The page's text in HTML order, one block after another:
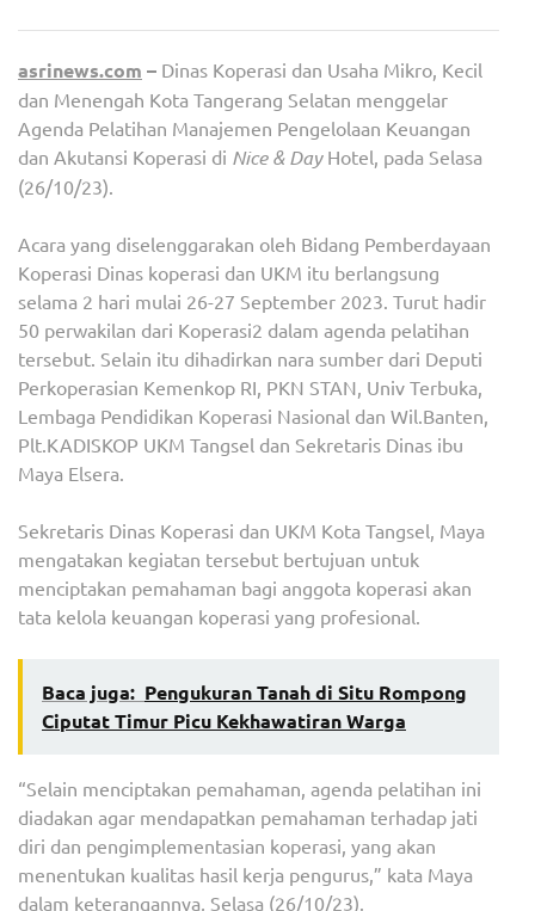
asrinews.com – Dinas Koperasi dan Usaha Mikro, Kecil
dan Menengah Kota Tangerang Selatan menggelar
Agenda Pelatihan Manajemen Pengelolaan Keuangan
dan Akutansi Koperasi di Nice & DayHotel, pada Selasa
(26/10/23).
Acara yang diselenggarakan oleh Bidang Pemberdayaan
Koperasi Dinas koperasi dan UKM itu berlangsung
selama 2 hari mulai 26-27 September 2023. Turut hadir
50 perwakilan dari Koperasi2 dalam agenda pelatihan
tersebut. Selain itu dihadirkan nara sumber dari Deputi
Perkoperasian Kemenkop RI, PKN STAN, Univ Terbuka,
Lembaga Pendidikan Koperasi Nasional dan Wil.Banten,
Plt.KADISKOP UKM Tangsel dan Sekretaris Dinas ibu
Maya Elsera.
Sekretaris Dinas Koperasi dan UKM Kota Tangsel, Maya
mengatakan kegiatan tersebut bertujuan untuk
menciptakan pemahaman bagi anggota koperasi akan
tata kelola keuangan koperasi yang profesional.
Baca juga: Pengukuran Tanah di Situ Rompong
Ciputat Timur Picu Kekhawatiran Warga
“Selain menciptakan pemahaman, agenda pelatihan ini
diadakan agar mendapatkan pemahaman terhadap jati
diri dan pengimplementasian koperasi, yang akan
menentukan kualitas hasil kerja pengurus,” kata Maya
dalam keterangannya, Selasa (26/10/23).